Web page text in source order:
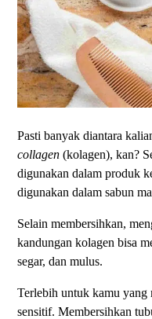
Pasti banyak diantara
collagen (kolagen), kan?
digunakan dalam produk
digunakan dalam sabun
Selain membersihkan,
kandungan kolagen bisa
segar, dan mulus.
Terlebih untuk kamu
sensitif. Membersihkan